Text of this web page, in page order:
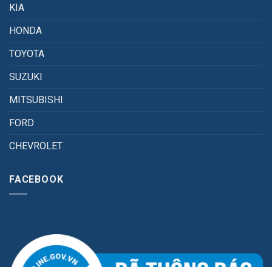
KIA
HONDA
TOYOTA
SUZUKI
MITSUBISHI
FORD
CHEVROLET
FACEBOOK